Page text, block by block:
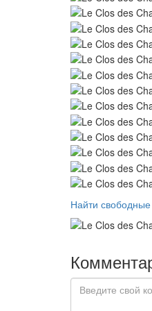
Найти